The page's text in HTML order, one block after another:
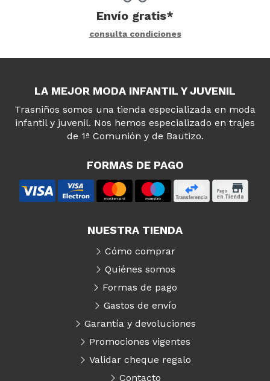
Envío gratis*
consulta condiciones
LA MEJOR MODA INFANTIL Y JUVENIL
Trasniños somos una tienda especializada en moda
infantil y juvenil. Nos hemos especializado en trajes
de 1ª Comunión y de Bautizo.
FORMAS DE PAGO
NUESTRA TIENDA
Cómo comprar
Quiénes somos
Formas de pago
Gastos de envío
Garantía y devoluciones
Promociones vigentes
Validar cheque regalo
Contacto